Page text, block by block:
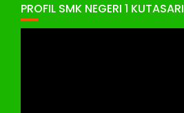
PROFIL SMK NEGERI 1 KUTASARI